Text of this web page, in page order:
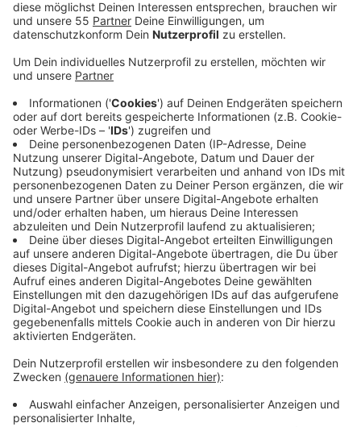
Anzeige
Die Kandidatinnen und Kandidaten für
Krefeld II
Anzeige
Wenn Ihr mehr über die Kandidatinnen und Kandidaten
des Kreises Viersen wissen wollt, schaut gerne hier
vorbei. Wir haben Interviews mit Ihnen geführt:
Jan Dieren (SPD)
Ulle Schauws aus Krefeld (Grüne)
Kerstin Radomski (CDU)
Florian Philipp Ott (FDP)
Hauke Finger (AfD)
Edith Bartelmus-Scholich (Die Linke)